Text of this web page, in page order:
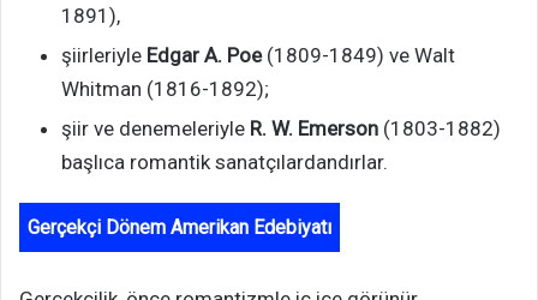
1891),
şiirleriyle Edgar A. Poe(1809-1849) ve Walt
Whitman (1816-1892);
şiir ve denemeleriyle R. W. Emerson (1803-1882)
başlıca romantik sanatçılardandırlar.
Gerçekçi Dönem Amerikan Edebiyatı